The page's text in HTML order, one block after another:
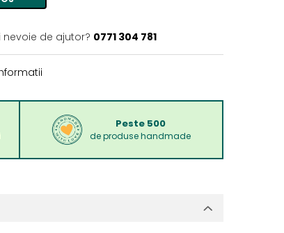
nevoie de ajutor? 0771 304 781
Peste 500
de produse handmade